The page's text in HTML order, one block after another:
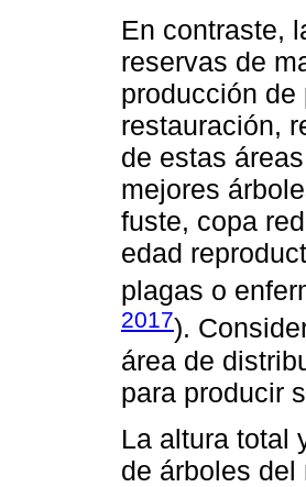
En contraste,
reservas de
producción
restauración,
de estas
mejores
fuste, copa
edad
plagas o
2017).
área de
para producir
La altura total
de árboles